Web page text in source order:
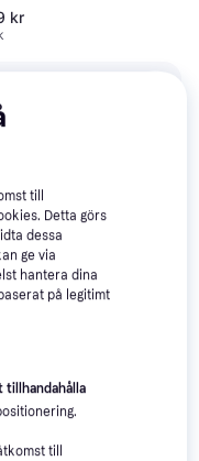
kr
Ljustunnel TLR slätt tak
kr
till
Detta görs
dessa
ge via
hantera dina
på legitimt
tillhandahålla
till